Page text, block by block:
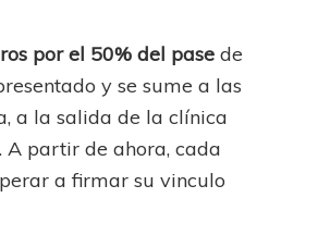
por el 50% del pase de
y se sume a las
a la salida de la clínica
A partir de ahora, cada
a firmar su vinculo